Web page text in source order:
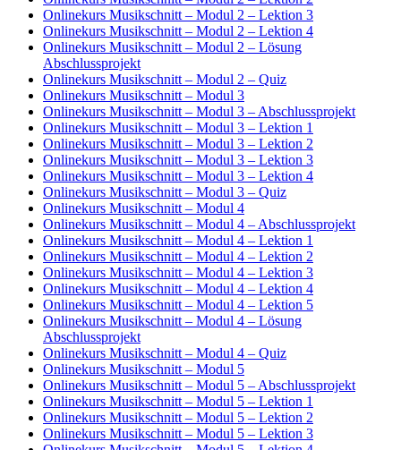
Onlinekurs Musikschnitt – Modul 2 – Lektion 3
Onlinekurs Musikschnitt – Modul 2 – Lektion 4
Onlinekurs Musikschnitt – Modul 2 – Lösung
Abschlussprojekt
Onlinekurs Musikschnitt – Modul 2 – Quiz
Onlinekurs Musikschnitt – Modul 3
Onlinekurs Musikschnitt – Modul 3 – Abschlussprojekt
Onlinekurs Musikschnitt – Modul 3 – Lektion 1
Onlinekurs Musikschnitt – Modul 3 – Lektion 2
Onlinekurs Musikschnitt – Modul 3 – Lektion 3
Onlinekurs Musikschnitt – Modul 3 – Lektion 4
Onlinekurs Musikschnitt – Modul 3 – Quiz
Onlinekurs Musikschnitt – Modul 4
Onlinekurs Musikschnitt – Modul 4 – Abschlussprojekt
Onlinekurs Musikschnitt – Modul 4 – Lektion 1
Onlinekurs Musikschnitt – Modul 4 – Lektion 2
Onlinekurs Musikschnitt – Modul 4 – Lektion 3
Onlinekurs Musikschnitt – Modul 4 – Lektion 4
Onlinekurs Musikschnitt – Modul 4 – Lektion 5
Onlinekurs Musikschnitt – Modul 4 – Lösung
Abschlussprojekt
Onlinekurs Musikschnitt – Modul 4 – Quiz
Onlinekurs Musikschnitt – Modul 5
Onlinekurs Musikschnitt – Modul 5 – Abschlussprojekt
Onlinekurs Musikschnitt – Modul 5 – Lektion 1
Onlinekurs Musikschnitt – Modul 5 – Lektion 2
Onlinekurs Musikschnitt – Modul 5 – Lektion 3